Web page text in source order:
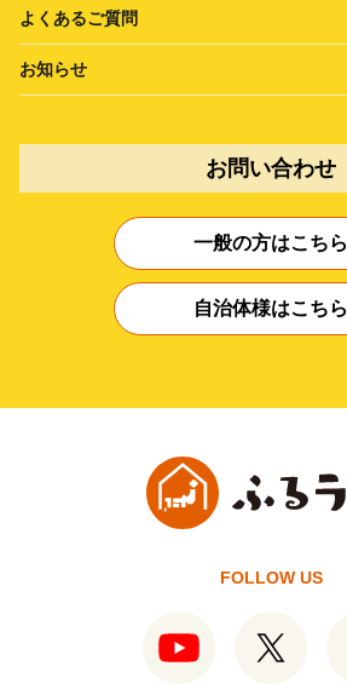
よくあるご質問
お知らせ
お問い合わせ
一般の方はこちら
自治体様はこちら
FOLLOW US